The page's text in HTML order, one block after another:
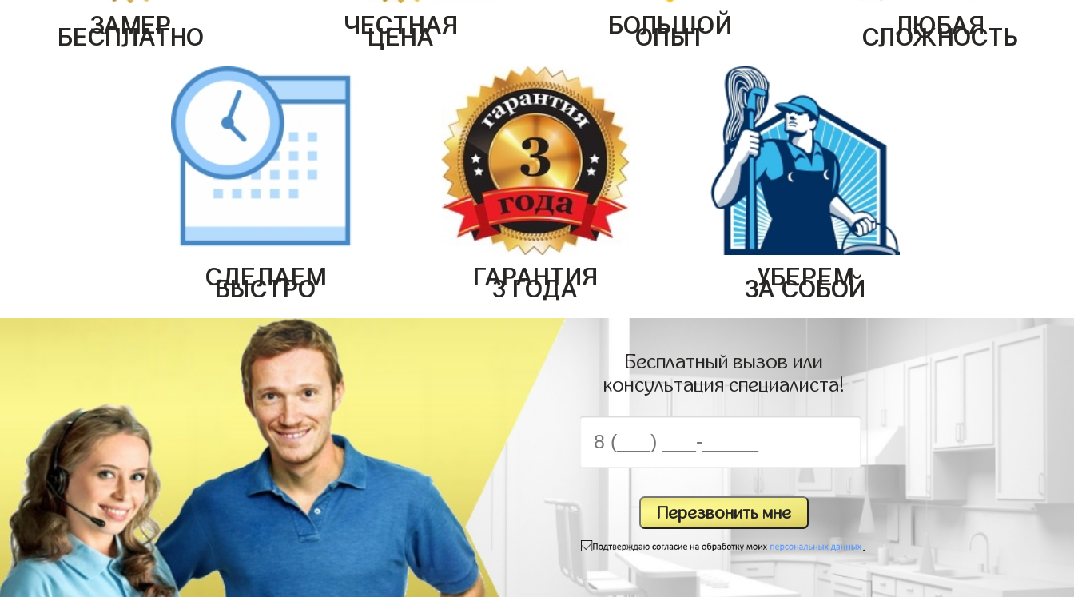
ЗАМЕР
БЕСПЛАТНО ЧЕСТНАЯ
ЦЕНА БОЛЬШОЙ
ОПЫТ ЛЮБАЯ
СЛОЖНОСТЬ
СДЕЛАЕМ
БЫСТРО ГАРАНТИЯ
3 ГОДА УБЕРЕМ
ЗА СОБОЙ
Бесплатный вызов или
консультация специалиста!
.